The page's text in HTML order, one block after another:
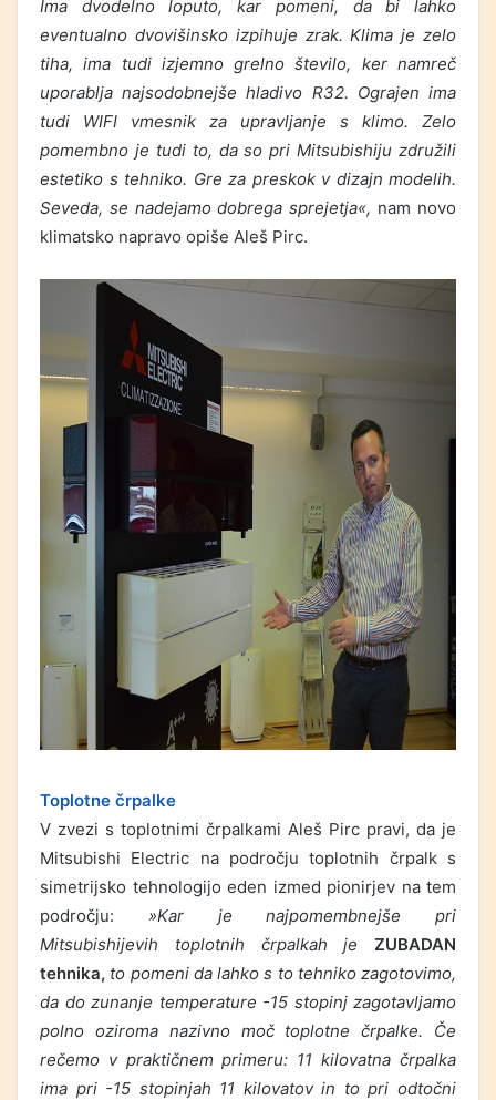
Ima dvodelno loputo, kar pomeni, da bi lahko
eventualno dvovišinsko izpihuje zrak. Klima je zelo
tiha, ima tudi izjemno grelno število, ker namreč
uporablja najsodobnejše hladivo R32. Ograjen ima
tudi WIFI vmesnik za upravljanje s klimo. Zelo
pomembno je tudi to, da so pri Mitsubishiju združili
estetiko s tehniko. Gre za preskok v dizajn modelih.
Seveda, se nadejamo dobrega sprejetja«, nam novo
klimatsko napravo opiše Aleš Pirc.
Toplotne črpalke
V zvezi s toplotnimi črpalkami Aleš Pirc pravi, da je
Mitsubishi Electric na področju toplotnih črpalk s
simetrijsko tehnologijo eden izmed pionirjev na tem
področju: »Kar je najpomembnejše pri
Mitsubishijevih toplotnih črpalkah je ZUBADAN
tehnika, to pomeni da lahko s to tehniko zagotovimo,
da do zunanje temperature -15 stopinj zagotavljamo
polno oziroma nazivno moč toplotne črpalke. Če
rečemo v praktičnem primeru: 11 kilovatna črpalka
ima pri -15 stopinjah 11 kilovatov in to pri odtočni